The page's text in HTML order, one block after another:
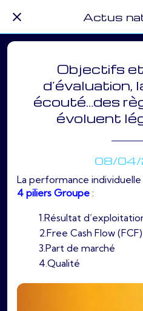
Actus
Objectifs
d’évaluation,
écouté…des
évoluent
08/
La performance individuelle
4 piliers Groupe :
1.Résultat
2.Free Cash Flow (FCF)
3.Part de marché
4.Qualité